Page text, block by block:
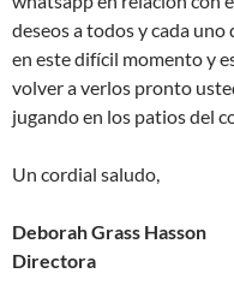
deseos a todos y cada
en este difícil momento y
volver a verlos pronto
jugando en los patios del
Un cordial saludo,
Deborah Grass Hasson
Directora